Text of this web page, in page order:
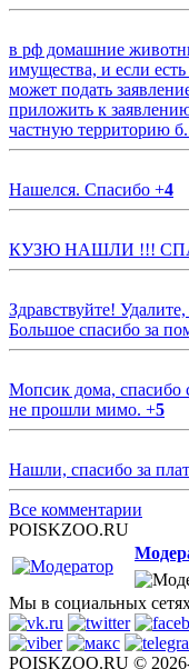
в рф домашние
имущества, и если
может подать
приложить к
частную территорию
Нашелся. Спасибо +4
КУЗЮ НАШЛИ !!!
Здравствуйте!
Большое спасибо за
Мопсик дома, спасибо
не прошли мимо. +5
Нашли, спасибо за
Все комментарии
POISKZOO.RU
Мы в социальных
POISKZOO.RU ©